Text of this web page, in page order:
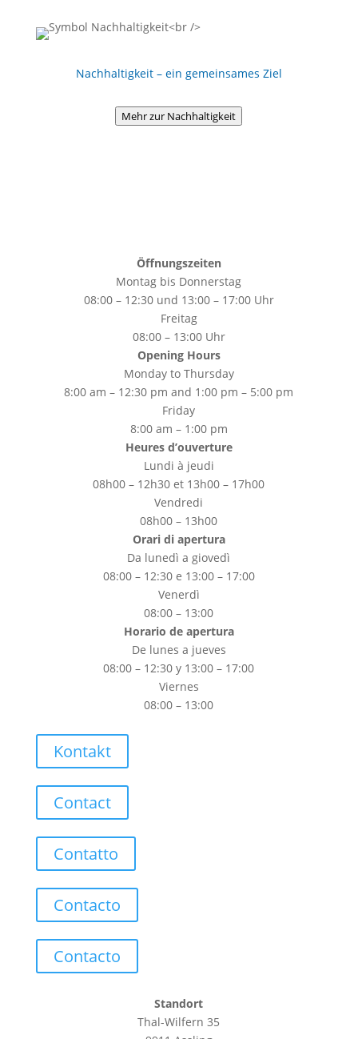
Nachhaltigkeit – ein gemeinsames Ziel
Mehr zur Nachhaltigkeit
Öffnungszeiten
Montag bis Donnerstag
08:00 – 12:30 und 13:00 – 17:00 Uhr
Freitag
08:00 – 13:00 Uhr
Opening Hours
Monday to Thursday
8:00 am – 12:30 pm and 1:00 pm – 5:00 pm
Friday
8:00 am – 1:00 pm
Heures d’ouverture
Lundi à jeudi
08h00 – 12h30 et 13h00 – 17h00
Vendredi
08h00 – 13h00
Orari di apertura
Da lunedì a giovedì
08:00 – 12:30 e 13:00 – 17:00
Venerdì
08:00 – 13:00
Horario de apertura
De lunes a jueves
08:00 – 12:30 y 13:00 – 17:00
Viernes
08:00 – 13:00
Kontakt
Contact
Contatto
Contacto
Contacto
Standort
Thal-Wilfern 35